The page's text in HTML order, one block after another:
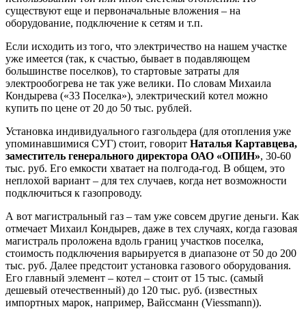
существуют еще и первоначальные вложения – на
оборудование, подключение к сетям и т.п.
Если исходить из того, что электричество на нашем участке
уже имеется (так, к счастью, бывает в подавляющем
большинстве поселков), то стартовые затраты для
электрообогрева не так уже велики. По словам Михаила
Кондырева («33 Поселка»), электрический котел можно
купить по цене от 20 до 50 тыс. рублей.
Установка индивидуального газгольдера (для отопления уже
упоминавшимися СУГ) стоит, говорит Наталья Картавцева,
заместитель генерального директора ОАО «ОПИН», 30-60
тыс. руб. Его емкости хватает на полгода-год. В общем, это
неплохой вариант – для тех случаев, когда нет возможности
подключиться к газопроводу.
А вот магистральный газ – там уже совсем другие деньги. Как
отмечает Михаил Кондырев, даже в тех случаях, когда газовая
магистраль проложена вдоль границ участков поселка,
стоимость подключения варьируется в диапазоне от 50 до 200
тыс. руб. Далее предстоит установка газового оборудования.
Его главный элемент – котел – стоит от 15 тыс. (самый
дешевый отечественный) до 120 тыс. руб. (известных
импортных марок, например, Вайссманн (Viessmann)).